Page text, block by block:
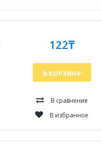
122₸
В КОРЗИНУ
В сравнение
В избранное